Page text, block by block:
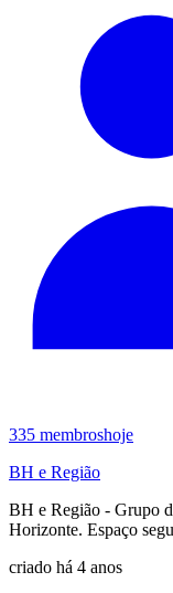
335 membroshoje
BH e Região
BH e Região - Grupo
Horizonte. Espaço
criado há 4 anos